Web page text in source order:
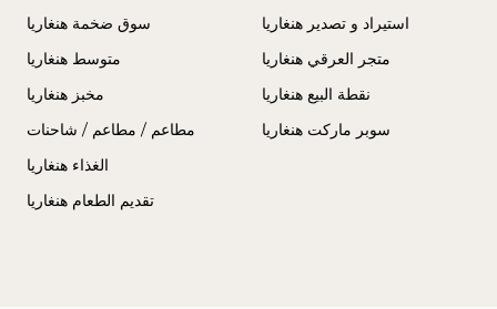
سوق ضخمة هنغاريا
استيراد و تصدير هنغاريا
متوسط هنغاريا
متجر العرقي هنغاريا
مخبز هنغاريا
نقطة البيع هنغاريا
مطاعم / مطاعم / شاحنات
الغذاء هنغاريا
سوبر ماركت هنغاريا
تقديم الطعام هنغاريا